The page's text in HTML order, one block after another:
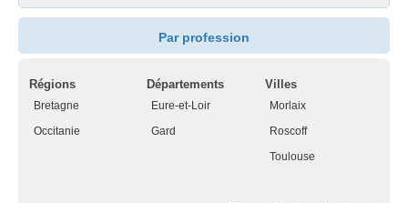
Par profession
Régions Départements Villes
Bretagne Eure-et-Loir
Morlaix
Occitanie
Gard
Roscoff
Toulouse